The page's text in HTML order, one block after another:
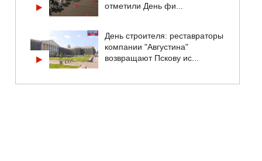
отметили День фи...
День строителя: реставраторы
компании "Августина"
возвращают Пскову ис...